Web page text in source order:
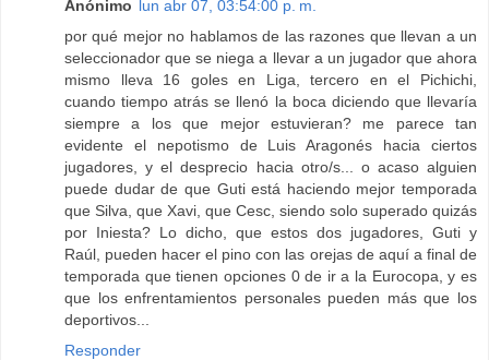
Anónimo lun abr 07, 03:54:00 p. m.
por qué mejor no hablamos de las razones que llevan a un
seleccionador que se niega a llevar a un jugador que ahora
mismo lleva 16 goles en Liga, tercero en el Pichichi,
cuando tiempo atrás se llenó la boca diciendo que llevaría
siempre a los que mejor estuvieran? me parece tan
evidente el nepotismo de Luis Aragonés hacia ciertos
jugadores, y el desprecio hacia otro/s... o acaso alguien
puede dudar de que Guti está haciendo mejor temporada
que Silva, que Xavi, que Cesc, siendo solo superado quizás
por Iniesta? Lo dicho, que estos dos jugadores, Guti y
Raúl, pueden hacer el pino con las orejas de aquí a final de
temporada que tienen opciones 0 de ir a la Eurocopa, y es
que los enfrentamientos personales pueden más que los
deportivos...
Responder